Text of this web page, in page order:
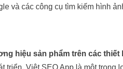
và các công cụ tìm kiếm hình
hiệu sản phẩm trên các thiết
triển. Việt SEO App là một trong